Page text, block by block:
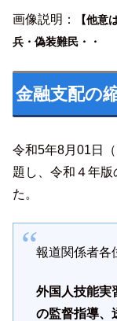
画像説明：
【他意
兵・偽装難民・・
金融支配の
令和5年8月01日
題し、令和４年
た。
報道関係者各
外国人技能実
の監督指導、